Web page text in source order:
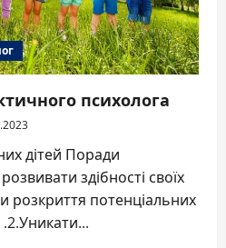
психолога
дітей Поради
здібності своїх
розкриття потенціальних